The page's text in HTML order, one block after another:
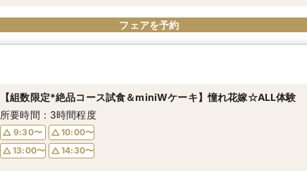
フェアを予約
【組数限定*絶品コース試食＆miniWケーキ】憧れ花嫁☆ALL体験
所要時間：3時間程度
9:30〜
10:00〜
13:00〜
14:30〜